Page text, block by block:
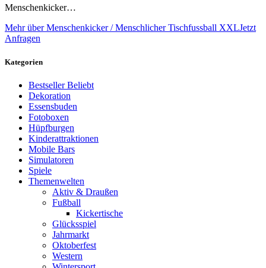
Menschenkicker…
Mehr über Menschenkicker / Menschlicher Tischfussball XXLJetzt
Anfragen
Kategorien
BestsellerBeliebt
Dekoration
Essensbuden
Fotoboxen
Hüpfburgen
Kinderattraktionen
Mobile Bars
Simulatoren
Spiele
Themenwelten
Aktiv & Draußen
Fußball
Kickertische
Glücksspiel
Jahrmarkt
Oktoberfest
Western